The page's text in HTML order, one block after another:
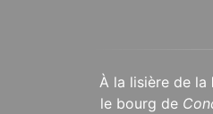
À la lisière de la
le bourg de